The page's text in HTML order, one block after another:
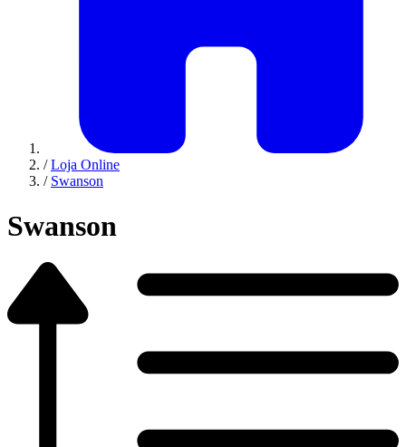
/ Loja Online
/ Swanson
Swanson